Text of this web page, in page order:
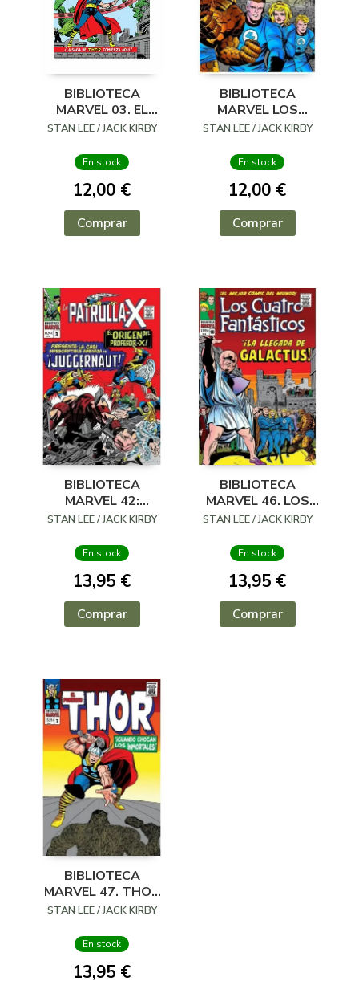
BIBLIOTECA
MARVEL 03. EL
PODEROSO THOR
STAN LEE / JACK KIRBY
En stock
12,00 €
Comprar
BIBLIOTECA
MARVEL LOS
CUATRO
STAN LEE / JACK KIRBY
En stock
12,00 €
Comprar
BIBLIOTECA
MARVEL 42:
PATRULLA X 3
STAN LEE / JACK KIRBY
En stock
13,95 €
Comprar
BIBLIOTECA
MARVEL 46. LOS
CUATRO
STAN LEE / JACK KIRBY
En stock
13,95 €
Comprar
BIBLIOTECA
MARVEL 47. THOR
07
STAN LEE / JACK KIRBY
En stock
13,95 €